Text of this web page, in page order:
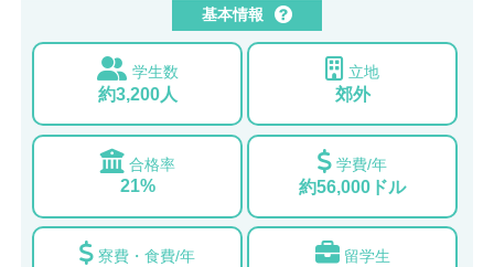
基本情報
学生数
約3,200人
立地
郊外
合格率
21%
学費/年
約56,000ドル
寮費・食費/年 留学生